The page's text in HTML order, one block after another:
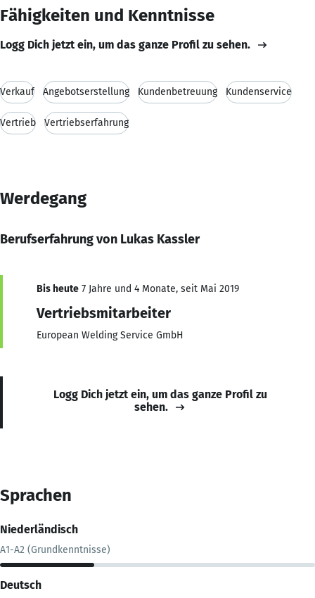
Fähigkeiten und Kenntnisse
Logg Dich jetzt ein, um das ganze Profil zu sehen.
Verkauf Angebotserstellung Kundenbetreuung Kundenservice
Vertrieb Vertriebserfahrung
Werdegang
Berufserfahrung von Lukas Kassler
Bis heute 7 Jahre und 4 Monate, seit Mai 2019
Vertriebsmitarbeiter
European Welding Service GmbH
Logg Dich jetzt ein, um das ganze Profil zu
sehen.
Sprachen
Niederländisch
A1-A2 (Grundkenntnisse)
Deutsch